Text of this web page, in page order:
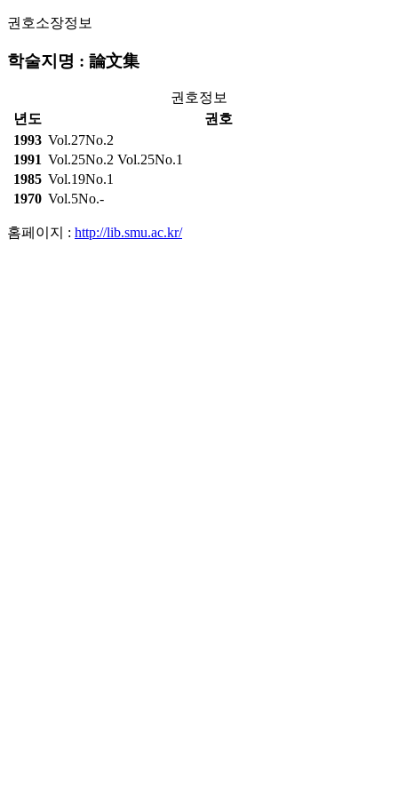
권호소장정보
학술지명 : 論文集
권호정보
년도
권호
1993 Vol.27No.2
1991 Vol.25No.2 Vol.25No.1
1985 Vol.19No.1
1970 Vol.5No.-
홈페이지 : http://lib.smu.ac.kr/